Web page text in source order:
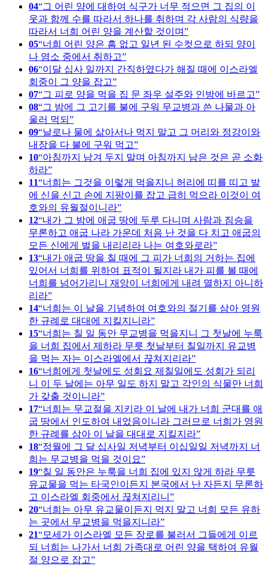
04 그 어린 양에 대하여 식구가 너무 적으면 그 집의 이
웃과 함께 수를 따라서 하나를 취하며 각 사람의 식량을
따라서 너희 어린 양을 계산할 것이며
05 너희 어린 양은 흠 없고 일년 된 수컷으로 하되 양이
나 염소 중에서 취하고
06 이달 십사 일까지 간직하였다가 해질 때에 이스라엘
회중이 그 양을 잡고
07 그 피로 양을 먹을 집 문 좌우 설주와 인방에 바르고
08 그 밤에 그 고기를 불에 구워 무교병과 쓴 나물과 아
울러 먹되
09 날로나 물에 삶아서나 먹지 말고 그 머리와 정강이와
내장을 다 불에 구워 먹고
10 아침까지 남겨 두지 말며 아침까지 남은 것은 곧 소화
하라
11 너희는 그것을 이렇게 먹을지니 허리에 띠를 띠고 발
에 신을 신고 손에 지팡이를 잡고 급히 먹으라 이것이 여
호와의 유월절이니라
12 내가 그 밤에 애굽 땅에 두루 다니며 사람과 짐승을
무론하고 애굽 나라 가운데 처음 난 것을 다 치고 애굽의
모든 신에게 벌을 내리리라 나는 여호와로라
13 내가 애굽 땅을 칠 때에 그 피가 너희의 거하는 집에
있어서 너희를 위하여 표적이 될지라 내가 피를 볼 때에
너희를 넘어가리니 재앙이 너희에게 내려 멸하지 아니하
리라
14 너희는 이 날을 기념하여 여호와의 절기를 삼아 영원
한 규례로 대대에 지킬지니라
15 너희는 칠 일 동안 무교병을 먹을지니 그 첫날에 누룩
을 너희 집에서 제하라 무릇 첫날부터 칠일까지 유교병
을 먹는 자는 이스라엘에서 끊쳐지리라
16 너희에게 첫날에도 성회요 제칠일에도 성회가 되리
니 이 두 날에는 아무 일도 하지 말고 각인의 식물만 너희
가 갖출 것이니라
17 너희는 무교절을 지키라 이 날에 내가 너희 군대를 애
굽 땅에서 인도하여 내었음이니라 그러므로 너희가 영원
한 규례를 삼아 이 날을 대대로 지킬지라
18 정월에 그 달 십사일 저녁부터 이십일일 저녁까지 너
희는 무교병을 먹을 것이요
19 칠 일 동안은 누룩을 너희 집에 있지 않게 하라 무릇
유교물을 먹는 타국인이든지 본국에서 난 자든지 무론하
고 이스라엘 회중에서 끊쳐지리니
20 너희는 아무 유교물이든지 먹지 말고 너희 모든 유하
는 곳에서 무교병을 먹을지니라
21
모세가 이스라엘 모든 장로를 불러서 그들에게 이르
되 너희는 나가서 너희 가족대로 어린 양을 택하여 유월
절 양으로 잡고